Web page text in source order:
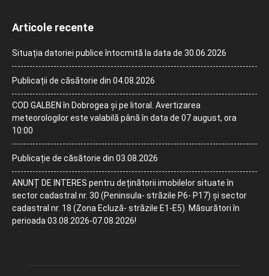
Articole recente
Situația datoriei publice întocmită la data de 30.06.2026
Publicații de căsătorie din 04.08.2026
COD GALBEN în Dobrogea și pe litoral. Avertizarea
meteorologilor este valabilă până în data de 07 august, ora
10:00
Publicație de căsătorie din 03.08.2026
ANUNȚ DE INTERES pentru deținătorii imobilelor situate în
sector cadastral nr. 30 (Peninsula- străzile P6- P17) și sector
cadastral nr. 18 (Zona Ecluză- străzile E1-E5). Măsurători în
perioada 03.08.2026-07.08.2026!